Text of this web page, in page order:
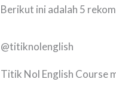
Berikut ini adalah 5
@titiknolenglish
Titik Nol English Course